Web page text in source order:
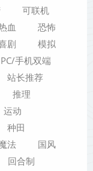
可联机
血
恐怖
剧
模拟
PC/手机双端
站长推荐
推理
运动
种田
法
国风
回合制